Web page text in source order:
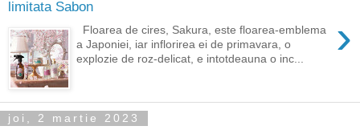
limitata Sabon
›
Floarea de cires, Sakura, este floarea-emblema
a Japoniei, iar inflorirea ei de primavara, o
explozie de roz-delicat, e intotdeauna o inc...
joi, 2 martie 2023